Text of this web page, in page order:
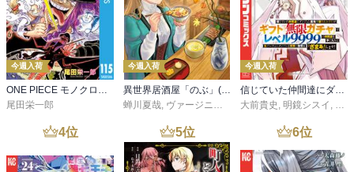
今週入荷
尾田栄一郎
今週入荷
蝉川夏哉 ヴァージニア二等兵 ,転
今週入荷
大前貴史 明鏡シスイ
4位 5位 6位